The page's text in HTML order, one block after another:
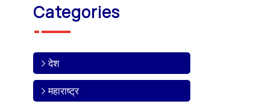
Categories
देश
महाराष्ट्र